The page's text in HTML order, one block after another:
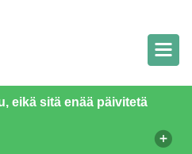
eikä sitä enää päivitetä